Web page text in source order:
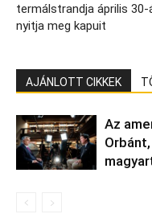
termálstrandja április 30-
nyitja meg kapuit
AJÁNLOTT CIKKEK
Az